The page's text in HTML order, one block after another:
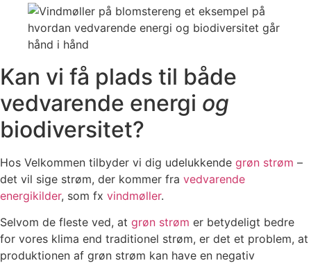
Kan vi få plads til både
vedvarende energi og
biodiversitet?
Hos Velkommen tilbyder vi dig udelukkende grøn strøm –
det vil sige strøm, der kommer fra vedvarende
energikilder, som fx vindmøller.
Selvom de fleste ved, at grøn strøm er betydeligt bedre
for vores klima end traditionel strøm, er det et problem, at
produktionen af grøn strøm kan have en negativ